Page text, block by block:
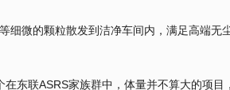
细微的颗粒散发到洁净车间内，满足高端无
在东联ASRS家族群中，体量并不算大的项目